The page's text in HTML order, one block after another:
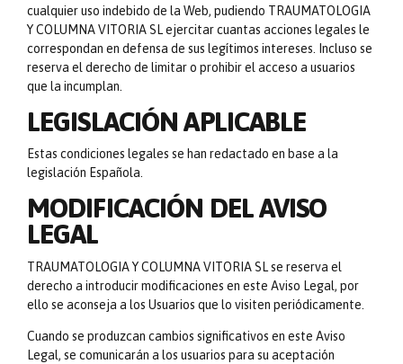
cualquier uso indebido de la Web, pudiendo TRAUMATOLOGIA
Y COLUMNA VITORIA SL ejercitar cuantas acciones legales le
correspondan en defensa de sus legítimos intereses. Incluso se
reserva el derecho de limitar o prohibir el acceso a usuarios
que la incumplan.
LEGISLACIÓN APLICABLE
Estas condiciones legales se han redactado en base a la
legislación Española.
MODIFICACIÓN DEL AVISO
LEGAL
TRAUMATOLOGIA Y COLUMNA VITORIA SL se reserva el
derecho a introducir modificaciones en este Aviso Legal, por
ello se aconseja a los Usuarios que lo visiten periódicamente.
Cuando se produzcan cambios significativos en este Aviso
Legal, se comunicarán a los usuarios para su aceptación